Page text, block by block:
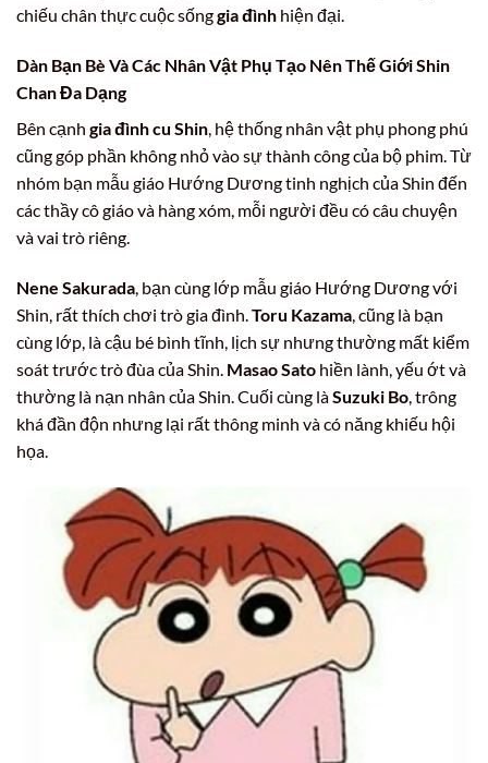
chiếu chân thực cuộc sốnggia đình hiện đại.
Dàn Bạn Bè Và Các Nhân Vật Phụ Tạo Nên Thế Giới Shin
Chan Đa Dạng
Bên cạnh gia đình cu Shin, hệ thống nhân vật phụ phong phú
cũng góp phần không nhỏ vào sự thành công của bộ phim. Từ
nhóm bạn mẫu giáo Hướng Dương tinh nghịch của Shin đến
các thầy cô giáo và hàng xóm, mỗi người đều có câu chuyện
và vai trò riêng.
Nene Sakurada, bạn cùng lớp mẫu giáo Hướng Dương với
Shin, rất thích chơi trò gia đình.Toru Kazama, cũng là bạn
cùng lớp, là cậu bé bình tĩnh, lịch sự nhưng thường mất kiểm
soát trước trò đùa của Shin. Masao Sato hiền lành, yếu ớt và
thường là nạn nhân của Shin. Cuối cùng làSuzuki Bo, trông
khá đần độn nhưng lại rất thông minh và có năng khiếu hội
họa.